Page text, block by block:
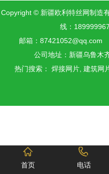
Copyright © 新疆欧利特丝网制造
线：
邮箱：87421052@qq.com
公司地址：新疆乌鲁木
热门搜索：
焊接网片, 建筑网
首页 电话